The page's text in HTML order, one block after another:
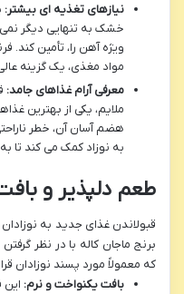
نیازهای تغذیه ای بیشتر:
خشک به تنهایی دیگر نمی
ویژه آهن را، تأمین کند.
مواد مغذی، یک گزینه
معرفی آرام غذاهای جامد:
ملایم، یکی از بهترین
هضم آسان آن، خطر
به نوزاد کمک می کند تا
طعم دلپذیر و
قبولاندن غذای جدید به
برنج ماجان کاله با در نظر
که معمولاً مورد پسند نوزادان
بافت یکنواخت و نرم: این